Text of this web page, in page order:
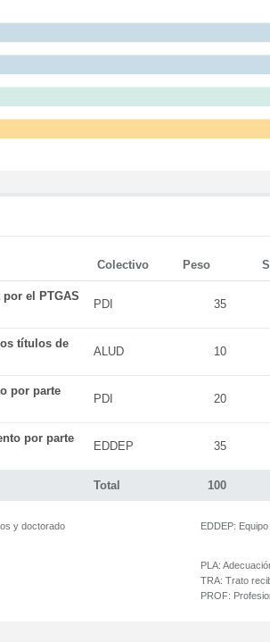
Colectivo Peso
Total 100
el PTGAS
PDI 35
títulos de
ALUD 10
por parte
PDI 20
por parte
EDDEP 35
y doctorado
EDDEP:
PLA:
TRA: Trato
PROF: